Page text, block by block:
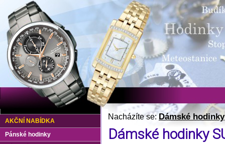
Nacházíte se:Dámské hodinky
Dámské hodinky
AKČNÍ NABÍDKA
Pánské hodinky